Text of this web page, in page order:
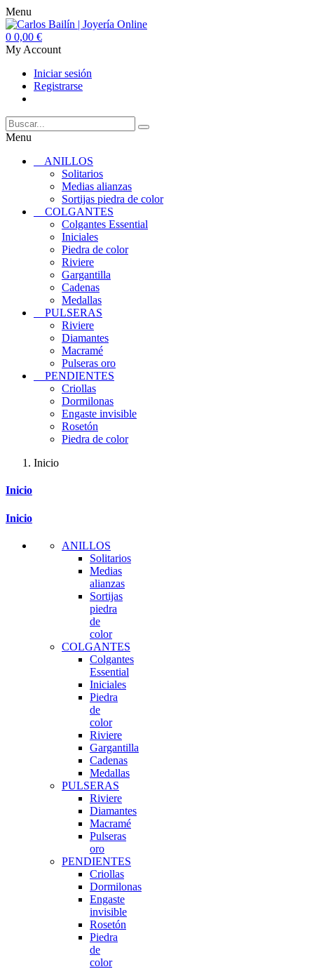
Menu
0 0,00 €
My Account
Iniciar sesión
Registrarse
Menu
ANILLOS
Solitarios
Medias alianzas
Sortijas piedra de color
COLGANTES
Colgantes Essential
Iniciales
Piedra de color
Riviere
Gargantilla
Cadenas
Medallas
PULSERAS
Riviere
Diamantes
Macramé
Pulseras oro
PENDIENTES
Criollas
Dormilonas
Engaste invisible
Rosetón
Piedra de color
Inicio
Inicio
Inicio
ANILLOS
Solitarios
Medias
alianzas
Sortijas
piedra
de
color
COLGANTES
Colgantes
Essential
Iniciales
Piedra
de
color
Riviere
Gargantilla
Cadenas
Medallas
PULSERAS
Riviere
Diamantes
Macramé
Pulseras
oro
PENDIENTES
Criollas
Dormilonas
Engaste
invisible
Rosetón
Piedra
de
color